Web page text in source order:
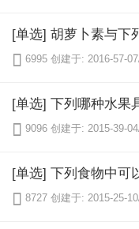
[单选] 胡萝卜素与下
 6995 创建于: 2016-57-
[单选] 下列哪种水果
 9096 创建于: 2015-39-
[单选] 下列食物中可
 8727 创建于: 2015-25-